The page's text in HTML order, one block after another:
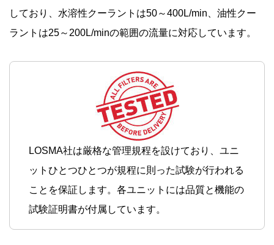
しており、水溶性クーラントは50～400L/min、油性クー
ラントは25～200L/minの範囲の流量に対応しています。
LOSMA社は厳格な管理規程を設けており、ユニ
ットひとつひとつが規程に則った試験が行われる
ことを保証します。各ユニットには品質と機能の
試験証明書が付属しています。